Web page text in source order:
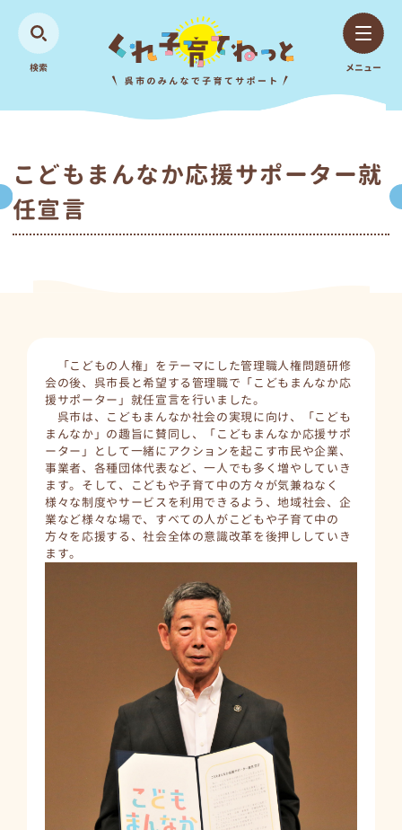
検索 メニュー
こどもまんなか応援サポーター就
任宣言
「こどもの人権」をテーマにした管理職人権問題研修
会の後、呉市長と希望する管理職で「こどもまんなか応
援サポーター」就任宣言を行いました。
呉市は、こどもまんなか社会の実現に向け、「こども
まんなか」の趣旨に賛同し、「こどもまんなか応援サポ
ーター」として一緒にアクションを起こす市民や企業、
事業者、各種団体代表など、一人でも多く増やしていき
ます。そして、こどもや子育て中の方々が気兼ねなく
様々な制度やサービスを利用できるよう、地域社会、企
業など様々な場で、すべての人がこどもや子育て中の
方々を応援する、社会全体の意識改革を後押ししていき
ます。